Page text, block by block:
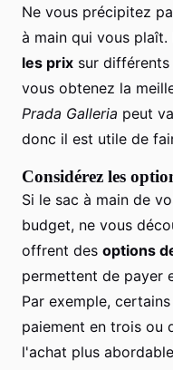
Ne vous précipitez
à main qui vous
les prix sur
vous obtenez la
Prada Galleria peut
donc il est utile de
Considérez les
Si le sac à main de
budget, ne vous
offrent des options
permettent de payer
Par exemple,
paiement en trois ou
l'achat plus